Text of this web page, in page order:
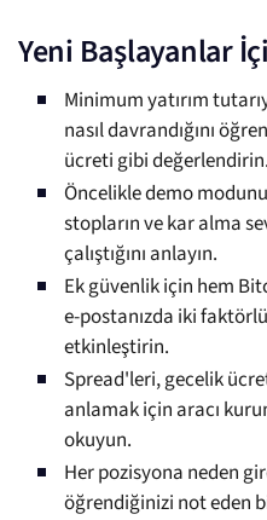
Yeni Başlayanlar
Minimum yatırım
nasıl davrandığını
ücreti gibi değerlendirin.
Öncelikle demo
stopların ve kar alma
çalıştığını anlayın.
Ek güvenlik için hem
e-postanızda iki
etkinleştirin.
Spread'leri, gecelik
anlamak için aracı
okuyun.
Her pozisyona neden
öğrendiğinizi not eden